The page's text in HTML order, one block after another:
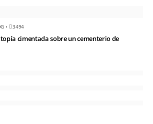
• 3494
cimentada sobre un cementerio de